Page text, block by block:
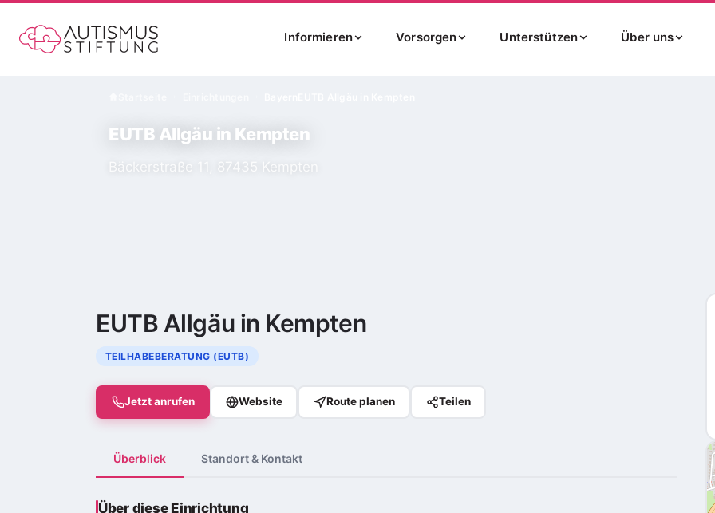
Informieren Vorsorgen Unterstützen Über uns
EUTB Allgäu in Kempten
Bäckerstraße 11, 87435 Kempten
EUTB Allgäu in Kempten
TEILHABEBERATUNG (EUTB)
Jetzt anrufen Website Route planen Teilen
Überblick Standort & Kontakt
Über diese Einrichtung